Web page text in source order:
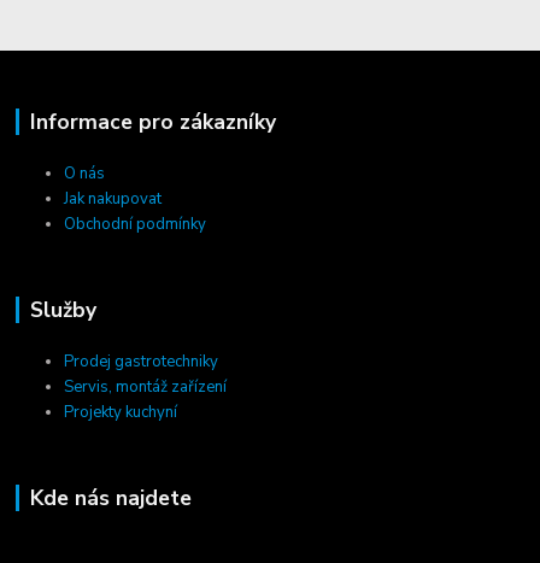
Informace pro zákazníky
O nás
Jak nakupovat
Obchodní podmínky
Služby
Prodej gastrotechniky
Servis, montáž zařízení
Projekty kuchyní
Kde nás najdete